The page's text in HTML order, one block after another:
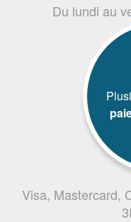
Du lundi au
Visa, Mastercard,